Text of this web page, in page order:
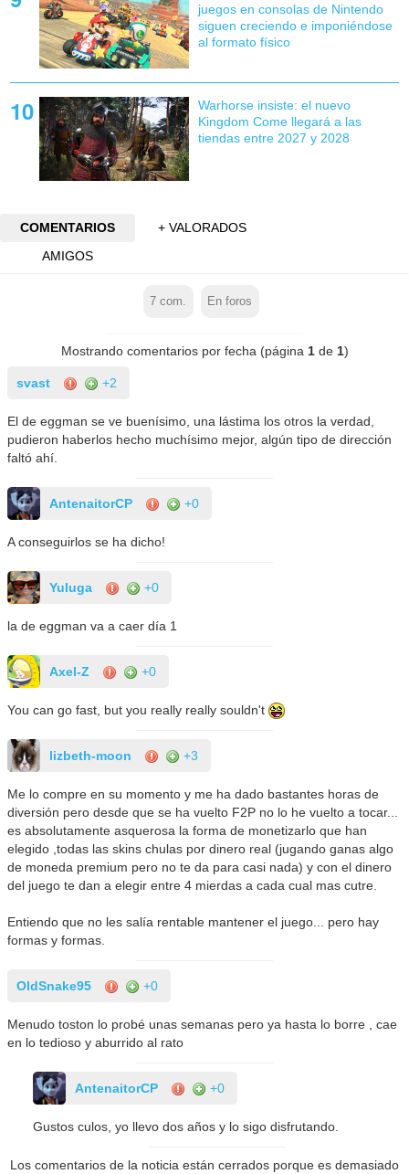
juegos en consolas de Nintendo
siguen creciendo e imponiéndose
al formato físico
Warhorse insiste: el nuevo
Kingdom Come llegará a las
tiendas entre 2027 y 2028
COMENTARIOS
+ VALORADOS
AMIGOS
7 com. En foros
Mostrando comentarios por fecha (página 1de 1)
svast +2
El de eggman se ve buenísimo, una lástima los otros la verdad,
pudieron haberlos hecho muchísimo mejor, algún tipo de dirección
faltó ahí.
AntenaitorCP +0
A conseguirlos se ha dicho!
Yuluga +0
la de eggman va a caer día 1
Axel-Z +0
You can go fast, but you really really souldn't
lizbeth-moon +3
Me lo compre en su momento y me ha dado bastantes horas de
diversión pero desde que se ha vuelto F2P no lo he vuelto a tocar...
es absolutamente asquerosa la forma de monetizarlo que han
elegido ,todas las skins chulas por dinero real (jugando ganas algo
de moneda premium pero no te da para casi nada) y con el dinero
del juego te dan a elegir entre 4 mierdas a cada cual mas cutre.
Entiendo que no les salía rentable mantener el juego... pero hay
formas y formas.
OldSnake95 +0
Menudo toston lo probé unas semanas pero ya hasta lo borre , cae
en lo tedioso y aburrido al rato
AntenaitorCP +0
Gustos culos, yo llevo dos años y lo sigo disfrutando.
Los comentarios de la noticia están cerrados porque es demasiado